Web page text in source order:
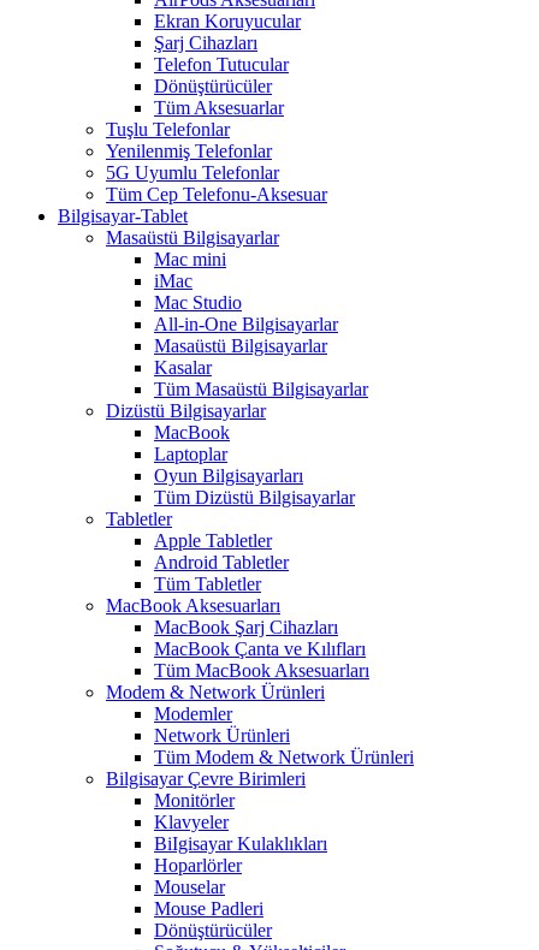
Ekran Koruyucular
Şarj Cihazları
Telefon Tutucular
Dönüştürücüler
Tüm Aksesuarlar
Tuşlu Telefonlar
Yenilenmiş Telefonlar
5G Uyumlu Telefonlar
Tüm Cep Telefonu-Aksesuar
Bilgisayar-Tablet
Masaüstü Bilgisayarlar
Mac mini
iMac
Mac Studio
All-in-One Bilgisayarlar
Masaüstü Bilgisayarlar
Kasalar
Tüm Masaüstü Bilgisayarlar
Dizüstü Bilgisayarlar
MacBook
Laptoplar
Oyun Bilgisayarları
Tüm Dizüstü Bilgisayarlar
Tabletler
Apple Tabletler
Android Tabletler
Tüm Tabletler
MacBook Aksesuarları
MacBook Şarj Cihazları
MacBook Çanta ve Kılıfları
Tüm MacBook Aksesuarları
Modem & Network Ürünleri
Modemler
Network Ürünleri
Tüm Modem & Network Ürünleri
Bilgisayar Çevre Birimleri
Monitörler
Klavyeler
BiIgisayar Kulaklıkları
Hoparlörler
Mouselar
Mouse Padleri
Dönüştürücüler